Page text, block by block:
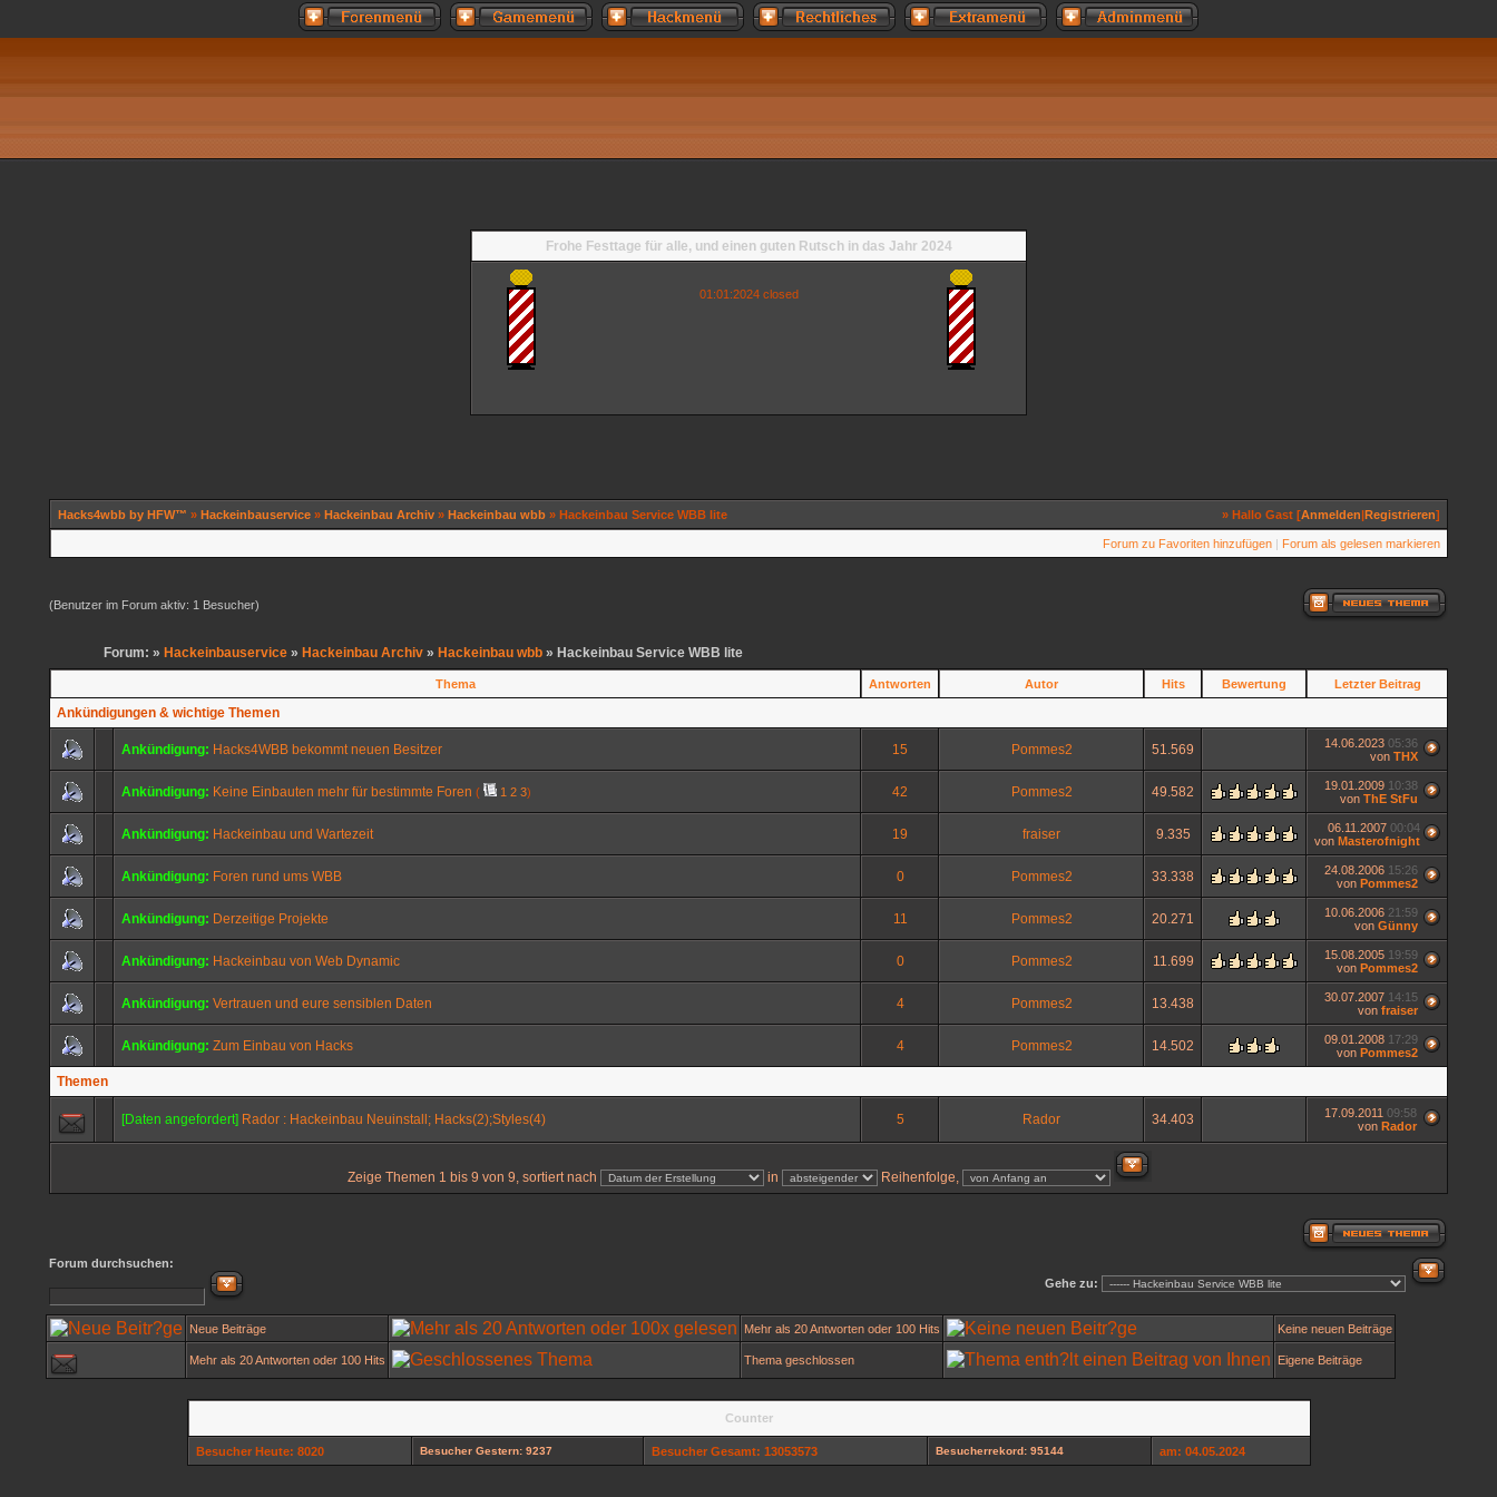
Frohe Festtage für alle, und einen guten Rutsch in das Jahr 2024
01:01:2024 closed
Hacks4wbb by HFW™ » Hackeinbauservice » Hackeinbau Archiv » Hackeinbau wbb » Hackeinbau Service WBB lite » Hallo Gast [Anmelden|Registrieren]
Forum zu Favoriten hinzufügen | Forum als gelesen markieren
(Benutzer im Forum aktiv: 1 Besucher)
Forum: » Hackeinbauservice » Hackeinbau Archiv » Hackeinbau wbb » Hackeinbau Service WBB lite
Thema Antworten Autor Hits Bewertung Letzter Beitrag
Ankündigungen & wichtige Themen
Ankündigung: Hacks4WBB bekommt neuen Besitzer 15 Pommes2 51.569 14.06.2023 05:36
von THX
Ankündigung: Keine Einbauten mehr für bestimmte Foren ( 1 2 3) 42 Pommes2 49.582 19.01.2009 10:38
von ThE StFu
Ankündigung: Hackeinbau und Wartezeit 19 fraiser 9.335 06.11.2007 00:04
von Masterofnight
Ankündigung: Foren rund ums WBB 0 Pommes2 33.338 24.08.2006 15:26
von Pommes2
Ankündigung: Derzeitige Projekte 11 Pommes2 20.271 10.06.2006 21:59
von Günny
Ankündigung: Hackeinbau von Web Dynamic 0 Pommes2 11.699 15.08.2005 19:59
von Pommes2
Ankündigung: Vertrauen und eure sensiblen Daten 4 Pommes2 13.438 30.07.2007 14:15
von fraiser
Ankündigung: Zum Einbau von Hacks 4 Pommes2 14.502 09.01.2008 17:29
von Pommes2
Themen
[Daten angefordert] Rador : Hackeinbau Neuinstall; Hacks(2);Styles(4) 5 Rador 34.403 17.09.2011 09:58
von Rador
Zeige Themen 1 bis 9 von 9, sortiert nach in Reihenfolge,
Forum durchsuchen:
Gehe zu:
Neue Beiträge Mehr als 20 Antworten oder 100 Hits Keine neuen Beiträge
Mehr als 20 Antworten oder 100 Hits Thema geschlossen Eigene Beiträge
Counter
Besucher Heute: 8020 Besucher Gestern: 9237 Besucher Gesamt: 13053573 Besucherrekord: 95144 am: 04.05.2024